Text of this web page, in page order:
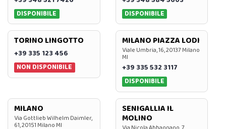
DISPONIBILE
DISPONIBILE
TORINO LINGOTTO
+39 335 123 456
NON DISPONIBILE
MILANO PIAZZA LODI
Viale Umbria, 16, 20137 Milano
MI
+39 335 532 3117
DISPONIBILE
MILANO
Via Gottlieb Wilhelm Daimler,
61, 20151 Milano MI
SENIGALLIA IL
MOLINO